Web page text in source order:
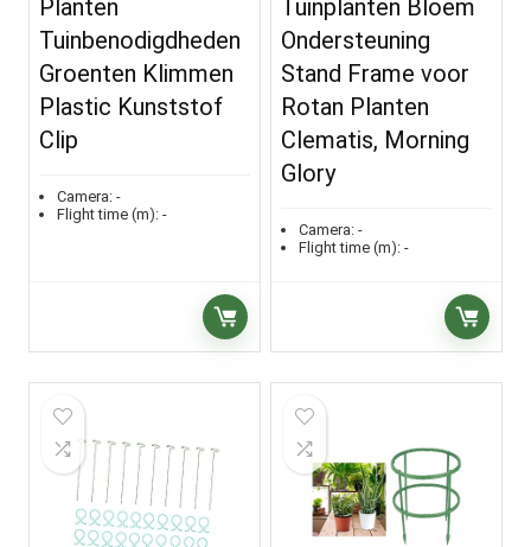
Planten
Tuinbenodigdheden
Groenten Klimmen
Plastic Kunststof
Clip
Camera: -
Flight time (m): -
Tuinplanten Bloem
Ondersteuning
Stand Frame voor
Rotan Planten
Clematis, Morning
Glory
Camera: -
Flight time (m): -